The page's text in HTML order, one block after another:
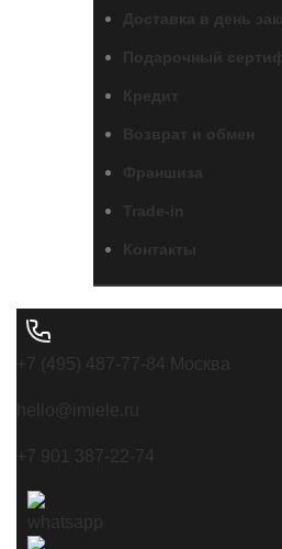
Доставка в день
Подарочный
Кредит
Возврат и обмен
Контакты
+7 (495) 487-77-84 Москва
hello@imiele.ru
+7 901 387-22-74